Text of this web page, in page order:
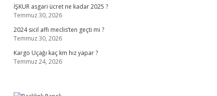
İŞKUR asgari ücret ne kadar 2025 ?
Temmuz 30, 2026
2024 sicil affı meclis’ten geçti mi ?
Temmuz 30, 2026
Kargo Uçağı kaç km hız yapar ?
Temmuz 24, 2026